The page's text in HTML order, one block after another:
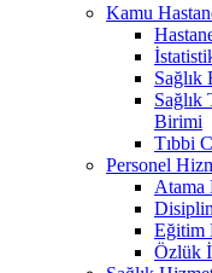
Kamu
Sağlık
Sağlık
Birimi
Tıbbi
Personel
Atama
Eğitim
Özlük